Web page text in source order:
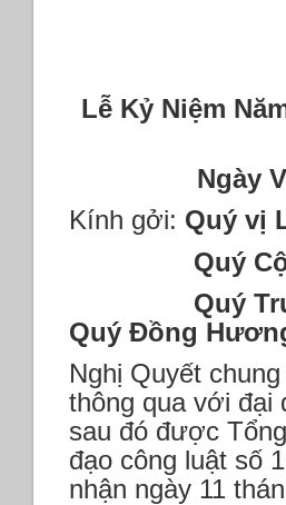
Lễ Kỷ Niệm
Ngày
Kính gởi: Quý vị
Quý Cộng
Quý Truyền
Quý Đồng
Nghị Quyết
thông qua với đại
sau đó được
đạo công luật số
nhận ngày 11